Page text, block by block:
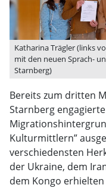
Katharina Trägler (links
mit den neuen Sprach-
Starnberg)
Bereits zum dritten
Starnberg
Kulturmittlern”
verschiedensten
der Ukraine, dem
dem Kongo